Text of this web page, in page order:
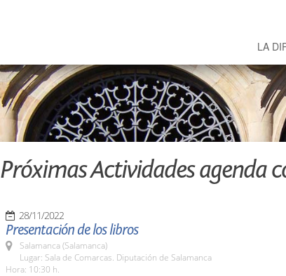
LA
Próximas Actividades agenda
28/11/2022
Presentación de los libros
Salamanca (Salamanca)
Lugar: Sala de Comarcas. Diputación de Salamanca
Hora: 10:30 h.